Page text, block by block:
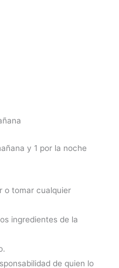
y 1 por la noche
o tomar cualquier
ingredientes de la
de quien lo